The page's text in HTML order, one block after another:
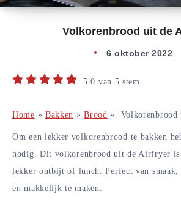
Volkorenbrood uit de
6 oktober 2022
5.0 van 5 stem
Home » Bakken »Brood »
Om een lekker volkorenbrood te bakken
nodig. Dit volkorenbrood uit de Airfryer is
lekker ontbijt of lunch. Perfect van smaak,
en makkelijk te maken.